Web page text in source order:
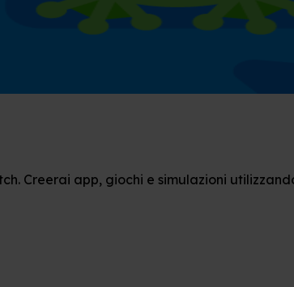
Creerai app, giochi e simulazioni